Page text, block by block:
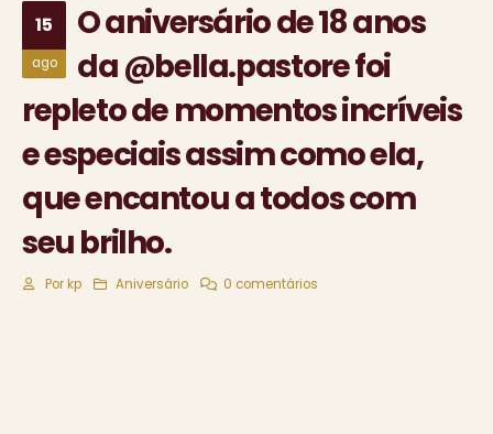
15
ago
O aniversário de 18 anos
da @bella.pastore foi
repleto de momentos incríveis
e especiais assim como ela,
que encantou a todos com
seu brilho.
Por kp Aniversário 0 comentários